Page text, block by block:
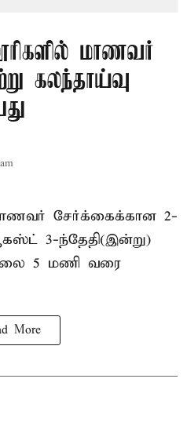
மாணவர்
கலந்தாய்வு
சேர்க்கைக்கான 2-
3-ந்தேதி(இன்று)
5 மணி வரை
More